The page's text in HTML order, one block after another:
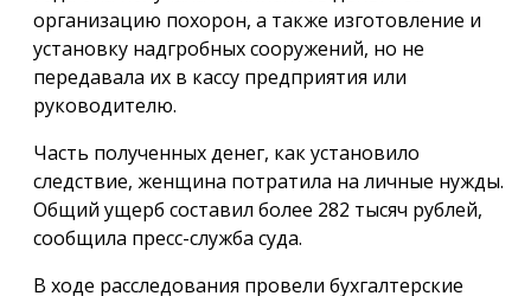
организацию похорон, а также изготовление и
установку надгробных сооружений, но не
передавала их в кассу предприятия или
руководителю.
Часть полученных денег, как установило
следствие, женщина потратила на личные нужды.
Общий ущерб составил более 282 тысяч рублей,
сообщила пресс-служба суда.
В ходе расследования провели бухгалтерские